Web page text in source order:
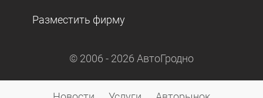
Разместить фирму
© 2006 - 2026 АвтоГродно